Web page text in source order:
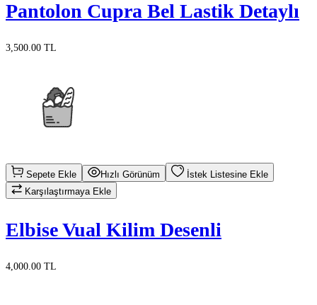
Pantolon Cupra Bel Lastik Detaylı
3,500.00 TL
Sepete Ekle Hızlı Görünüm
İstek Listesine Ekle
Karşılaştırmaya Ekle
Elbise Vual Kilim Desenli
4,000.00 TL